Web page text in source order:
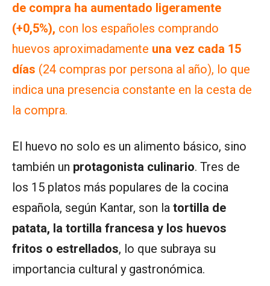
de compra ha aumentado ligeramente
(+0,5%), con los españoles comprando
huevos aproximadamente una vez cada 15
días (24 compras por persona al año), lo que
indica una presencia constante en la cesta de
la compra.
El huevo no solo es un alimento básico, sino
también un protagonista culinario. Tres de
los 15 platos más populares de la cocina
española, según Kantar, son la tortilla de
patata, la tortilla francesa y los huevos
fritos o estrellados, lo que subraya su
importancia cultural y gastronómica.